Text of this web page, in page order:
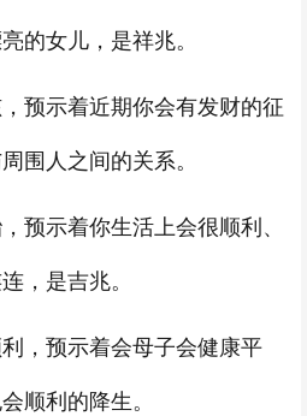
的女儿，是祥兆。
预示着近期你会有发财的征
围人之间的关系。
预示着你生活上会很顺利、
，是吉兆。
，预示着会母子会健康平
顺利的降生。